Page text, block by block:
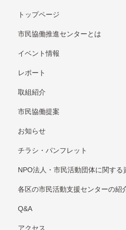
トップページ
市民協働推進センターとは
イベント情報
レポート
取組紹介
市⺠協働提案
お知らせ
チラシ・パンフレット
NPO法⼈・市⺠活動団体に関する
各区の市⺠活動⽀援センターの紹
Q&A
アクセス